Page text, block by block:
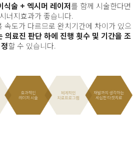
식술 + 엑시머 레이저를 함께 시술한다면
너지효과가 좋습니다.
속도가 다르므로 완치기간에 차이가 있으
의료진 판단 하에 진행 횟수 및 기간을 조
정할 수 있습니다.